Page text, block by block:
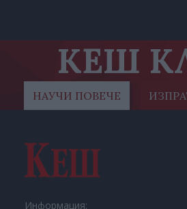
КЕШ
НАУЧИ ПОВЕЧЕ
Информация: